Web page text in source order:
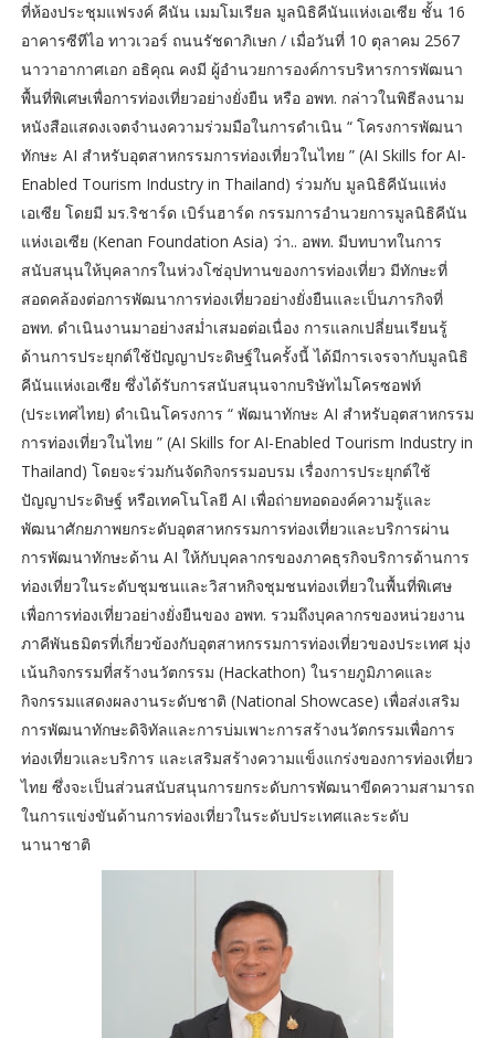
ที่ห้องประชุมแฟรงค์ คีนัน เมมโมเรียล มูลนิธิคีนันแห่งเอเซีย ชั้น 16
อาคารซีทีไอ ทาวเวอร์ ถนนรัชดาภิเษก / เมื่อวันที่ 10 ตุลาคม 2567
นาวาอากาศเอก อธิคุณ คงมี ผู้อำนวยการองค์การบริหารการพัฒนา
พื้นที่พิเศษเพื่อการท่องเที่ยวอย่างยั่งยืน หรือ อพท. กล่าวในพิธีลงนาม
หนังสือแสดงเจตจำนงความร่วมมือในการดำเนิน “ โครงการพัฒนา
ทักษะ AI สำหรับอุตสาหกรรมการท่องเที่ยวในไทย ” (AI Skills for AI-
Enabled Tourism Industry in Thailand) ร่วมกับ มูลนิธิคีนันแห่ง
เอเซีย โดยมี มร.ริชาร์ด เบิร์นฮาร์ด กรรมการอำนวยการมูลนิธิคีนัน
แห่งเอเซีย (Kenan Foundation Asia) ว่า.. อพท. มีบทบาทในการ
สนับสนุนให้บุคลากรในห่วงโซ่อุปทานของการท่องเที่ยว มีทักษะที่
สอดคล้องต่อการพัฒนาการท่องเที่ยวอย่างยั่งยืนและเป็นภารกิจที่
อพท. ดำเนินงานมาอย่างสม่ำเสมอต่อเนื่อง การแลกเปลี่ยนเรียนรู้
ด้านการประยุกต์ใช้ปัญญาประดิษฐ์ในครั้งนี้ ได้มีการเจรจากับมูลนิธิ
คีนันแห่งเอเซีย ซึ่งได้รับการสนับสนุนจากบริษัทไมโครซอฟท์
(ประเทศไทย) ดำเนินโครงการ “ พัฒนาทักษะ AI สำหรับอุตสาหกรรม
การท่องเที่ยวในไทย ” (AI Skills for AI-Enabled Tourism Industry in
Thailand) โดยจะร่วมกันจัดกิจกรรมอบรม เรื่องการประยุกต์ใช้
ปัญญาประดิษฐ์ หรือเทคโนโลยี AI เพื่อถ่ายทอดองค์ความรู้และ
พัฒนาศักยภาพยกระดับอุตสาหกรรมการท่องเที่ยวและบริการผ่าน
การพัฒนาทักษะด้าน AI ให้กับบุคลากรของภาคธุรกิจบริการด้านการ
ท่องเที่ยวในระดับชุมชนและวิสาหกิจชุมชนท่องเที่ยวในพื้นที่พิเศษ
เพื่อการท่องเที่ยวอย่างยั่งยืนของ อพท. รวมถึงบุคลากรของหน่วยงาน
ภาคีพันธมิตรที่เกี่ยวข้องกับอุตสาหกรรมการท่องเที่ยวของประเทศ มุ่ง
เน้นกิจกรรมที่สร้างนวัตกรรม (Hackathon) ในรายภูมิภาคและ
กิจกรรมแสดงผลงานระดับชาติ (National Showcase) เพื่อส่งเสริม
การพัฒนาทักษะดิจิทัลและการบ่มเพาะการสร้างนวัตกรรมเพื่อการ
ท่องเที่ยวและบริการ และเสริมสร้างความแข็งแกร่งของการท่องเที่ยว
ไทย ซึ่งจะเป็นส่วนสนับสนุนการยกระดับการพัฒนาขีดความสามารถ
ในการแข่งขันด้านการท่องเที่ยวในระดับประเทศและระดับ
นานาชาติ